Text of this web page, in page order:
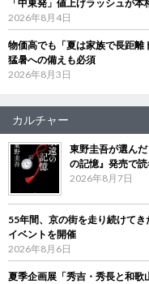
「中東発」値上げラッシュが
2026年8月4日
物価高でも「夏は家族で長距
猛暑への備えも必須
2026年8月3日
カルチャー
東野圭吾が選ん
の記憶』発売で
2026年8月7日
55年間、京の街を走り続けて
イベントを開催
2026年8月6日
夏季企画展「秀吉・秀長と和